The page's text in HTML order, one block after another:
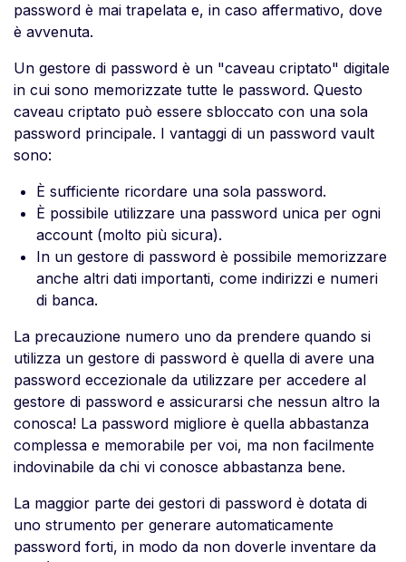
password è mai trapelata e, in caso affermativo, dove
è avvenuta.
Un gestore di password è un "caveau criptato" digitale
in cui sono memorizzate tutte le password. Questo
caveau criptato può essere sbloccato con una sola
password principale. I vantaggi di un password vault
sono:
È sufficiente ricordare una sola password.
È possibile utilizzare una password unica per ogni
account (molto più sicura).
In un gestore di password è possibile memorizzare
anche altri dati importanti, come indirizzi e numeri
di banca.
La precauzione numero uno da prendere quando si
utilizza un gestore di password è quella di avere una
password eccezionale da utilizzare per accedere al
gestore di password e assicurarsi che nessun altro la
conosca! La password migliore è quella abbastanza
complessa e memorabile per voi, ma non facilmente
indovinabile da chi vi conosce abbastanza bene.
La maggior parte dei gestori di password è dotata di
uno strumento per generare automaticamente
password forti, in modo da non doverle inventare da